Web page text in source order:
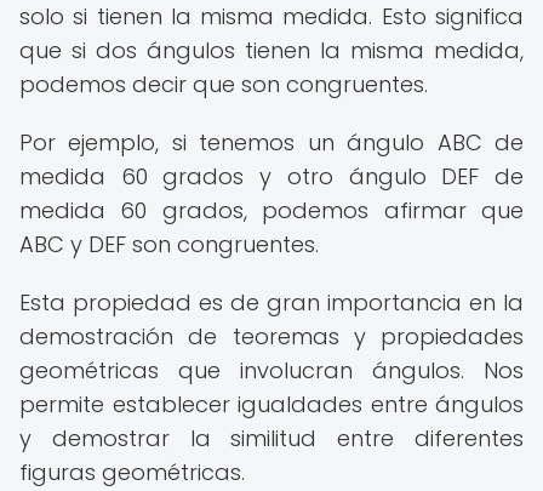
solo si tienen la misma medida. Esto significa
que si dos ángulos tienen la misma medida,
podemos decir que son congruentes.
Por ejemplo, si tenemos un ángulo ABC de
medida 60 grados y otro ángulo DEF de
medida 60 grados, podemos afirmar que
ABC y DEF son congruentes.
Esta propiedad es de gran importancia en la
demostración de teoremas y propiedades
geométricas que involucran ángulos. Nos
permite establecer igualdades entre ángulos
y demostrar la similitud entre diferentes
figuras geométricas.